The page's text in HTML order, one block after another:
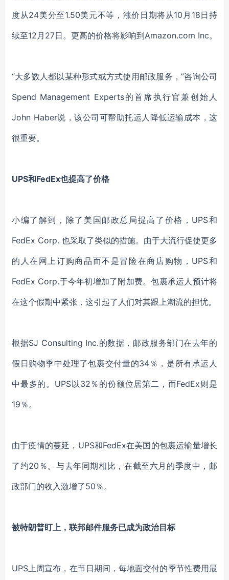
度从24美分至1.50美元不等， 涨价日期将从10月18日持
续至12月27日。更高的价格将影响到Amazon.com Inc。
“大多数人都以某种形式或方式使用邮政服务，”咨询公司
Spend Management Experts的首席执行官兼创始人
John Haber说，该公司可帮助托运人降低运输成本 ， 这
很重要。
UPS和FedEx也提高了价格
小编了解到，除了 美国邮政总局提高了价格 ， UPS和
FedEx Corp. 也采取了类似的措施。由于大流行促使更多
的人在网上订购商品而不是冒险在商店购物， UPS和
FedEx Corp.于今年初增加了附加费。包裹承运人预计将
在这个假期中紧张，这引起了人们对其跟上潮流的担忧。
根据SJ Consulting Inc.的数据，邮政服务部门在去年的
假日购物季中处理了包裹交付量的34％，是所有承运人
中最多的。UPS以32％的份额位居第二，而FedEx则是
19％。
由于疫情的蔓延 ， UPS和FedEx在美国的包裹运输量增长
了约20％。与去年同期相比，在截至六月的季度中，邮
政部门的收入激增了50％。
被特朗普盯上， 联邦邮件服务已成为政治目标
UPS上周宣布，在节日期间，每地面交付的季节性费用最